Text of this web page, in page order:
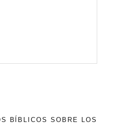
BÍBLICOS SOBRE LOS